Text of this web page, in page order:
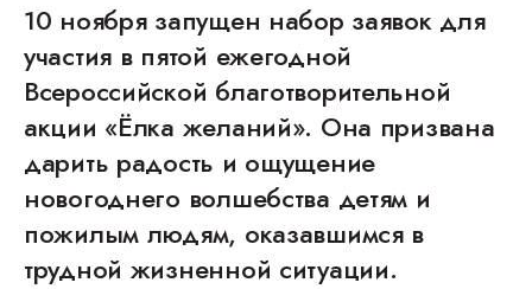
10 ноября запущен набор заявок для
участия в пятой ежегодной
Всероссийской благотворительной
акции «Ёлка желаний». Она призвана
дарить радость и ощущение
новогоднего волшебства детям и
пожилым людям, оказавшимся в
трудной жизненной ситуации.